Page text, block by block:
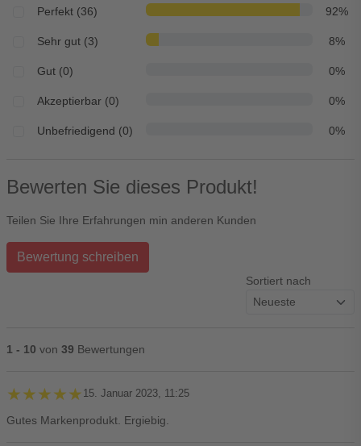
Perfekt (36) 92%
Sehr gut (3) 8%
Gut (0) 0%
Akzeptierbar (0) 0%
Unbefriedigend (0) 0%
Bewerten Sie dieses Produkt!
Teilen Sie Ihre Erfahrungen min anderen Kunden
Bewertung schreiben
Sortiert nach
1 - 10 von 39 Bewertungen
★★★★★
★★★★★ 15. Januar 2023, 11:25
Gutes Markenprodukt. Ergiebig.